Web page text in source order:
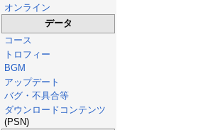
オンライン
データ
コース
トロフィー
BGM
アップデート
バグ・不具合等
ダウンロードコンテンツ
(PSN)